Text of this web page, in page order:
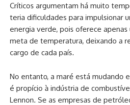
Críticos argumentam há muito
teria dificuldades para impulsionar
energia verde, pois oferece apenas
meta de temperatura, deixando a
cargo de cada país.
No entanto, a maré está mudando
é propício à indústria de
Lennon. Se as empresas de